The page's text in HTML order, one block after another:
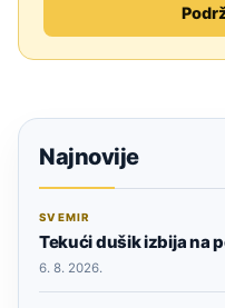
Najnovije
SVEMIR
Tekući dušik izbija na
6. 8. 2026.